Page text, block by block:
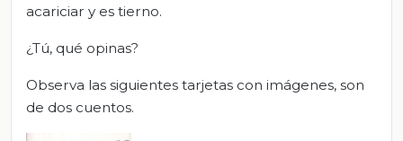
acariciar y es tierno.
¿Tú, qué opinas?
Observa las siguientes tarjetas con imágenes, son
de dos cuentos.